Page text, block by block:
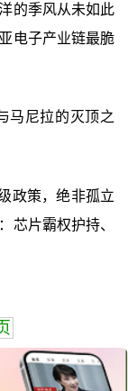
的季风从未如此
电子产业链最脆
马尼拉的灭顶之
政策，绝非孤立
芯片霸权护持、